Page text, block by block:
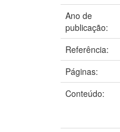
Ano de
publicação:
Referência:
Páginas:
Conteúdo: